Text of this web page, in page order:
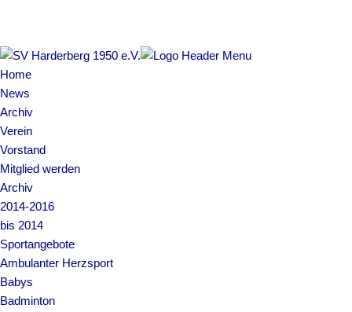
Home
News
Archiv
Verein
Vorstand
Mitglied werden
Archiv
2014-2016
bis 2014
Sportangebote
Ambulanter Herzsport
Babys
Badminton